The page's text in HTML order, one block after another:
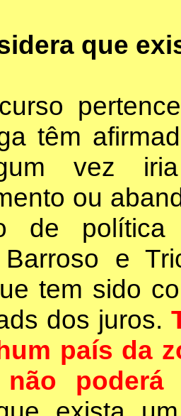
que
têm
vez
ou
de política
Barroso e
tem sido
dos juros.
país da
poderá